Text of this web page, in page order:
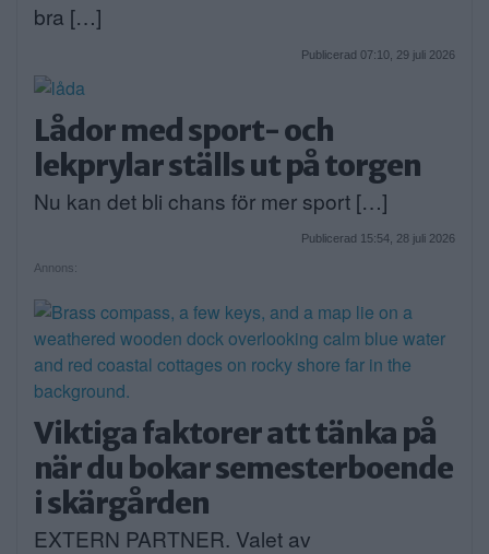
bra […]
Publicerad 07:10, 29 juli 2026
Lådor med sport- och
lekprylar ställs ut på torgen
Nu kan det bli chans för mer sport […]
Publicerad 15:54, 28 juli 2026
Annons:
Viktiga faktorer att tänka på
när du bokar semesterboende
i skärgården
EXTERN PARTNER. Valet av